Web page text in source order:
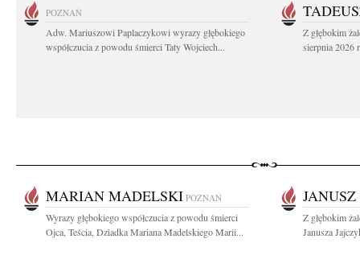
POZNAŃ
Adw. Mariuszowi Paplaczykowi wyrazy głębokiego
współczucia z powodu śmierci Taty Wojciech...
Z głębokim
sierpnia 2026
MARIAN MADELSKI POZNAŃ
Wyrazy głębokiego współczucia z powodu śmierci
Ojca, Teścia, Dziadka Mariana Madelskiego Marii...
Z głębokim
Janusza